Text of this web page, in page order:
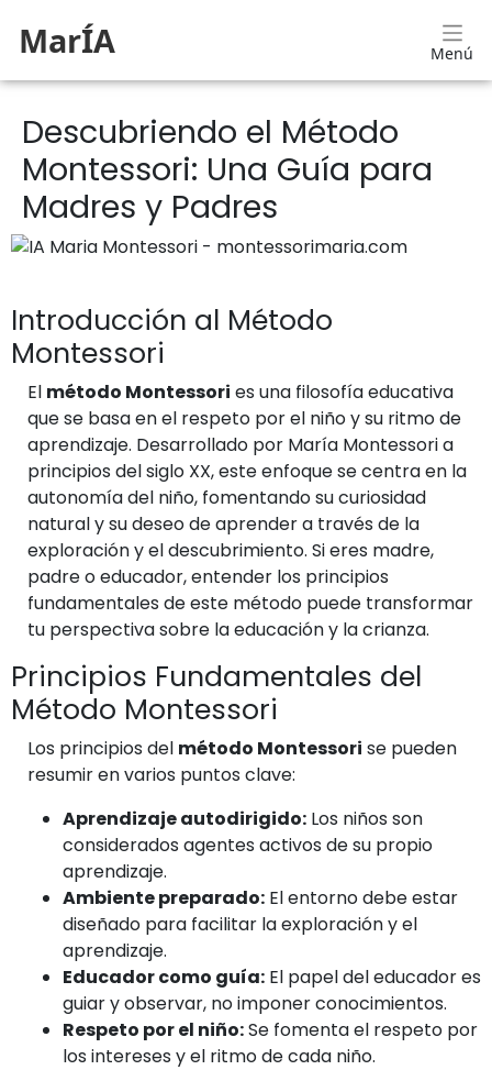
MarÍA Menú
Descubriendo el Método
Montessori: Una Guía para
Madres y Padres
Introducción al Método
Montessori
El método Montessori es una filosofía educativa
que se basa en el respeto por el niño y su ritmo de
aprendizaje. Desarrollado por María Montessori a
principios del siglo XX, este enfoque se centra en la
autonomía del niño, fomentando su curiosidad
natural y su deseo de aprender a través de la
exploración y el descubrimiento. Si eres madre,
padre o educador, entender los principios
fundamentales de este método puede transformar
tu perspectiva sobre la educación y la crianza.
Principios Fundamentales del
Método Montessori
Los principios del método Montessori se pueden
resumir en varios puntos clave:
Aprendizaje autodirigido: Los niños son
considerados agentes activos de su propio
aprendizaje.
Ambiente preparado: El entorno debe estar
diseñado para facilitar la exploración y el
aprendizaje.
Educador como guía: El papel del educador es
guiar y observar, no imponer conocimientos.
Respeto por el niño:Se fomenta el respeto por
los intereses y el ritmo de cada niño.